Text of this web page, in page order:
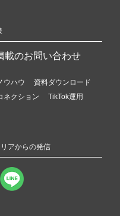
載のお問い合わせ
ウハウ
資料ダウンロード
ネクション
TikTok運用
アからの発信